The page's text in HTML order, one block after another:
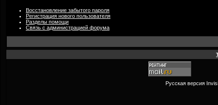
Восстановление забытого пароля
Регистрация нового пользователя
Разделы помощи
Связь с администрацией форума
Русская версия